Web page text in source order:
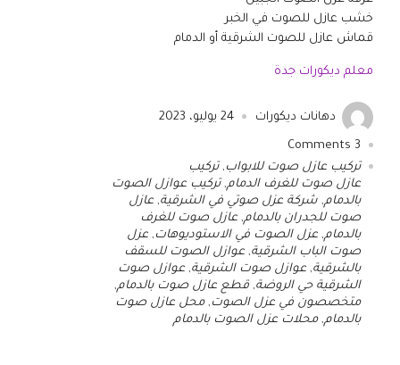
خشب عازل للصوت في الخبر
قماش عازل للصوت الشرقية أو الدمام
معلم ديكورات جدة
دهانات ديكورات 24 يوليو، 2023
3
تركيب عازل صوت للابواب ,تركيب
عازل صوت للغرف الدمام,تركيب عوازل الصوت
بالدمام, شركة عزل صوتي في الشرقية, عازل
صوت للجدران بالدمام, عازل صوت للغرف
بالدمام, عزل الصوت في الاستوديوهات , عزل
صوت الباب الشرقية, عوازل الصوت للسقف
بالشرقية, عوازل صوت الشرقية, عوازل صوت
الشرقية حي الروضة, قطع عازل صوت بالدمام,
متخصصون في عزل الصوت ,محل عازل صوت
بالدمام,محلات عزل الصوت بالدمام